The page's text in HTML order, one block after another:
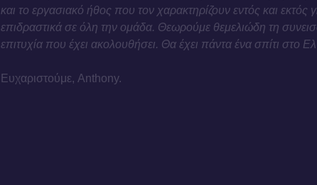
και το εργασιακό ήθος που τον χαρακτηρίζουν εντός και εκτός
επιδραστικά σε όλη την ομάδα. Θεωρούμε θεμελιώδη τη
επιτυχία που έχει ακολουθήσει. Θα έχει πάντα ένα σπίτι στο
Ευχαριστούμε, Anthony.